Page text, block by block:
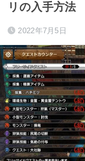
リの入手方法
2022年7月5日